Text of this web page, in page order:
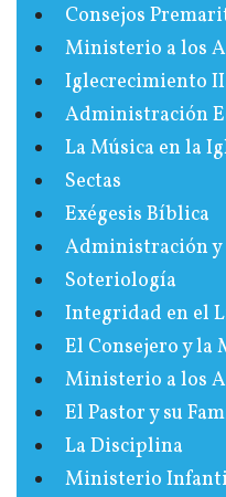
Consejos
Ministerio a los
Iglecrecimiento II
Administración
La Música en la
Sectas
Exégesis Bíblica
Administración y
Soteriología
Integridad en el
El Consejero y la
Ministerio a los
El Pastor y su
La Disciplina
Ministerio